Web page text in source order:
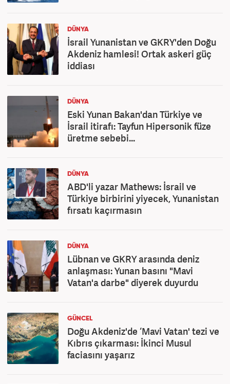
DÜNYA
İsrail Yunanistan ve GKRY'den Doğu
Akdeniz hamlesi! Ortak askeri güç
iddiası
DÜNYA
Eski Yunan Bakan'dan Türkiye ve
İsrail itirafı: Tayfun Hipersonik füze
üretme sebebi...
DÜNYA
ABD'li yazar Mathews: İsrail ve
Türkiye birbirini yiyecek, Yunanistan
fırsatı kaçırmasın
DÜNYA
Lübnan ve GKRY arasında deniz
anlaşması: Yunan basını "Mavi
Vatan'a darbe" diyerek duyurdu
GÜNCEL
Doğu Akdeniz'de ‘Mavi Vatan' tezi ve
Kıbrıs çıkarması: İkinci Musul
faciasını yaşarız